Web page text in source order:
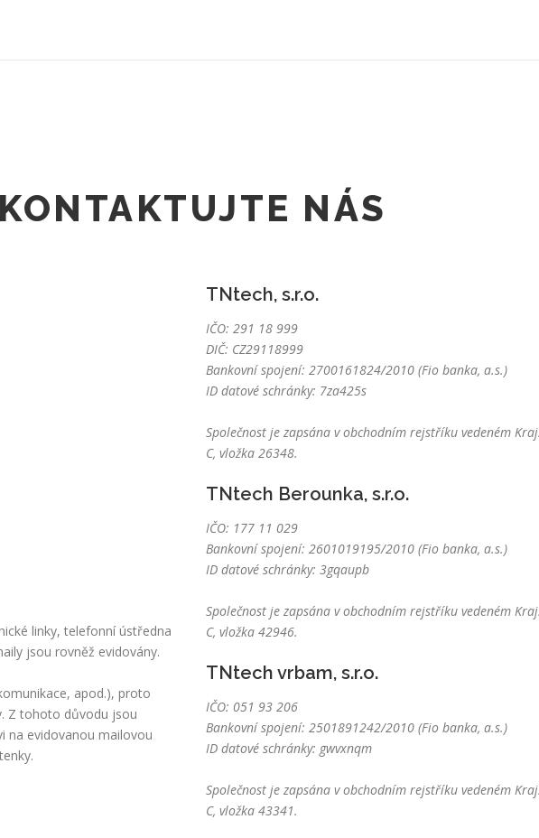
KONTAKTUJTE NÁS
linky, telefonní ústředna
jsou rovněž evidovány.
apod.), proto
Z tohoto důvodu jsou
na evidovanou mailovou
TNtech, s.r.o.
IČO: 291 18 999
DIČ: CZ29118999
Bankovní spojení: 2700161824/2010 (Fio banka, a.s.)
ID datové schránky: 7za425s
Společnost je zapsána v obchodním rejstříku vedeném
C, vložka 26348.
TNtech Berounka, s.r.o.
IČO: 177 11 029
Bankovní spojení: 2601019195/2010 (Fio banka, a.s.)
ID datové schránky: 3gqaupb
Společnost je zapsána v obchodním rejstříku vedeném
C, vložka 42946.
TNtech vrbam, s.r.o.
IČO: 051 93 206
Bankovní spojení: 2501891242/2010 (Fio banka, a.s.)
ID datové schránky: gwvxnqm
Společnost je zapsána v obchodním rejstříku vedeném
C, vložka 43341.